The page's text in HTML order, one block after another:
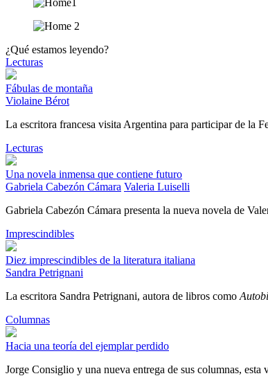
¿Qué estamos leyendo?
Lecturas
Fábulas de montaña
Violaine Bérot
La escritora francesa visita Argentina para participar de la
Lecturas
Una novela inmensa que contiene futuro
Gabriela Cabezón Cámara Valeria Luiselli
Gabriela Cabezón Cámara presenta la nueva novela de
Imprescindibles
Diez imprescindibles de la literatura italiana
Sandra Petrignani
La escritora Sandra Petrignani, autora de libros como
Columnas
Hacia una teoría del ejemplar perdido
Jorge Consiglio y una nueva entrega de sus columnas,